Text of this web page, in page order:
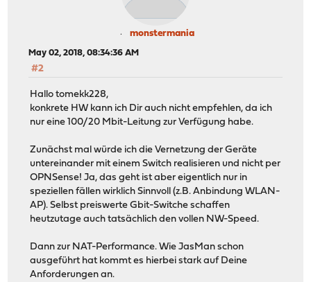
monstermania
May 02, 2018, 08:34:36 AM
#2
Hallo tomekk228,
konkrete HW kann ich Dir auch nicht empfehlen, da ich
nur eine 100/20 Mbit-Leitung zur Verfügung habe.
Zunächst mal würde ich die Vernetzung der Geräte
untereinander mit einem Switch realisieren und nicht per
OPNSense! Ja, das geht ist aber eigentlich nur in
speziellen fällen wirklich Sinnvoll (z.B. Anbindung WLAN-
AP). Selbst preiswerte Gbit-Switche schaffen
heutzutage auch tatsächlich den vollen NW-Speed.
Dann zur NAT-Performance. Wie JasMan schon
ausgeführt hat kommt es hierbei stark auf Deine
Anforderungen an.